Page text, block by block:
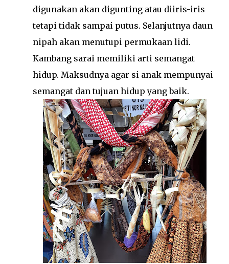
digunakan akan digunting atau diiris-iris
tetapi tidak sampai putus. Selanjutnya daun
nipah akan menutupi permukaan lidi.
Kambang sarai memiliki arti semangat
hidup. Maksudnya agar si anak mempunyai
semangat dan tujuan hidup yang baik.